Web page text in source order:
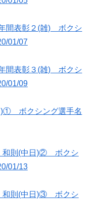
間表彰２(雑) ボクシ
01/07
間表彰３(雑) ボクシ
01/09
)① ボクシング選手名
和則(中日)② ボクシ
01/13
和則(中日)③ ボクシ